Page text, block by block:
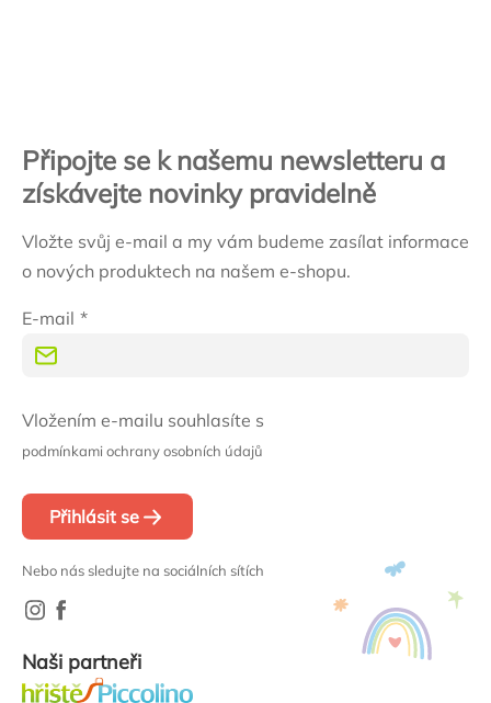
Připojte se k našemu newsletteru a
získávejte novinky pravidelně
Vložte svůj e-mail a my vám budeme zasílat informace
o nových produktech na našem e-shopu.
E-mail
Vložením e-mailu souhlasíte s
podmínkami ochrany osobních údajů
Přihlásit se
Nebo nás sledujte na sociálních sítích
Naši partneři